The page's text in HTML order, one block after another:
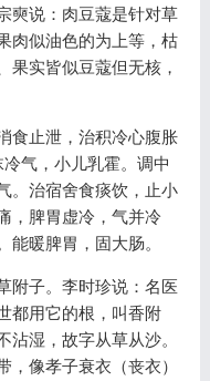
奭说：肉豆蔻是针对草
肉似油色的为上等，枯
果实皆似豆蔻但无核，
食止泄，治积冷心腹胀
气，小儿乳霍。调中
。治宿舍食痰饮，止小
，脾胃虚冷，气并冷
暖脾胃，固大肠。
附子。李时珍说：名医
都用它的根，叫香附
湿，故字从草从沙。
像孝子衰衣（丧衣）